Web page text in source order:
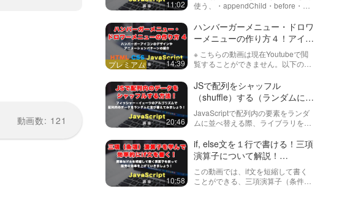
動画数: 121
ょう！基本が分かった
表示したり、ある日付
までのカウントダウン
45:16
でカーテンが開くよ
うに要素を表示！
ける、カーテンが開い
ていくような要素の表
示アニメーションにつ
いて解説しています。
CSSとJavaScriptをう
によって実現できます
が、少々難しい部分も
あるの…
33:34
【JavaScriptでパ
スワード生成ツール
ドジェネレーターを
１から作ってみまし
ょう！ まずはファ
イルの作成や簡単な
#1
JavaScriptでWebアプ
リケーション作成を作
ってみるシリーズの動
画です。ライブコーデ
ィングをおこないなが
ら、実際にアプリケー
ションを作っていきま
す。実践的なツールを
作ることでJavaScri…
45:47
パララックス（視差
効果）について解
クロールエフェクト
（効果）をかけて、
奥行きのある演出を
してみましょう！
今回は、最近のサイト
でよく見かけるパララ
ックス（parallax）・
視差効果の実装方法に
ついて解説していま
JavaScriptでプラ
グインを使わずに
11:02
介
使う、・appendChild・before・
践的に解説していきます。
14:39
ハンバーガーメニュー・ドロワ
ーメニューの作り方４！アイコ
ンの色々なアニメーションパタ
ーンと実装方法を紹介！（全５
※ こちらの動画は現在Youtubeで閲
覧することができません。以下の動
会員）することで閲覧可能です。
https://factory-programming-mv.c…
20:46
JSで配列をシャッフル
（shuffle）する（ランダムに並
べ替える）方法！フィッシャ
ー・イェーツのアルゴリズム
JavaScriptで配列内の要素をランダ
ムに並べ替える際、ライブラリを使
数行のコードで実現できてしまいま
す。今回はフィッシャーイェーツの
アルゴリズムと呼ばれるものを…
10:58
if, else文を１行で書ける！三項
演算子について解説！
JavaScriptをもっと効率的に書
く方法。
この動画では、if文を短縮して書く
ことができる、三項演算子（条件演